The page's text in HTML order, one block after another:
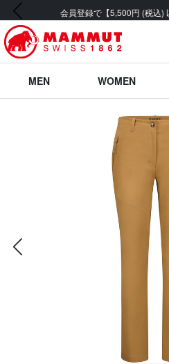
「2026年春夏 MORE
前の画像
MEN WOMEN